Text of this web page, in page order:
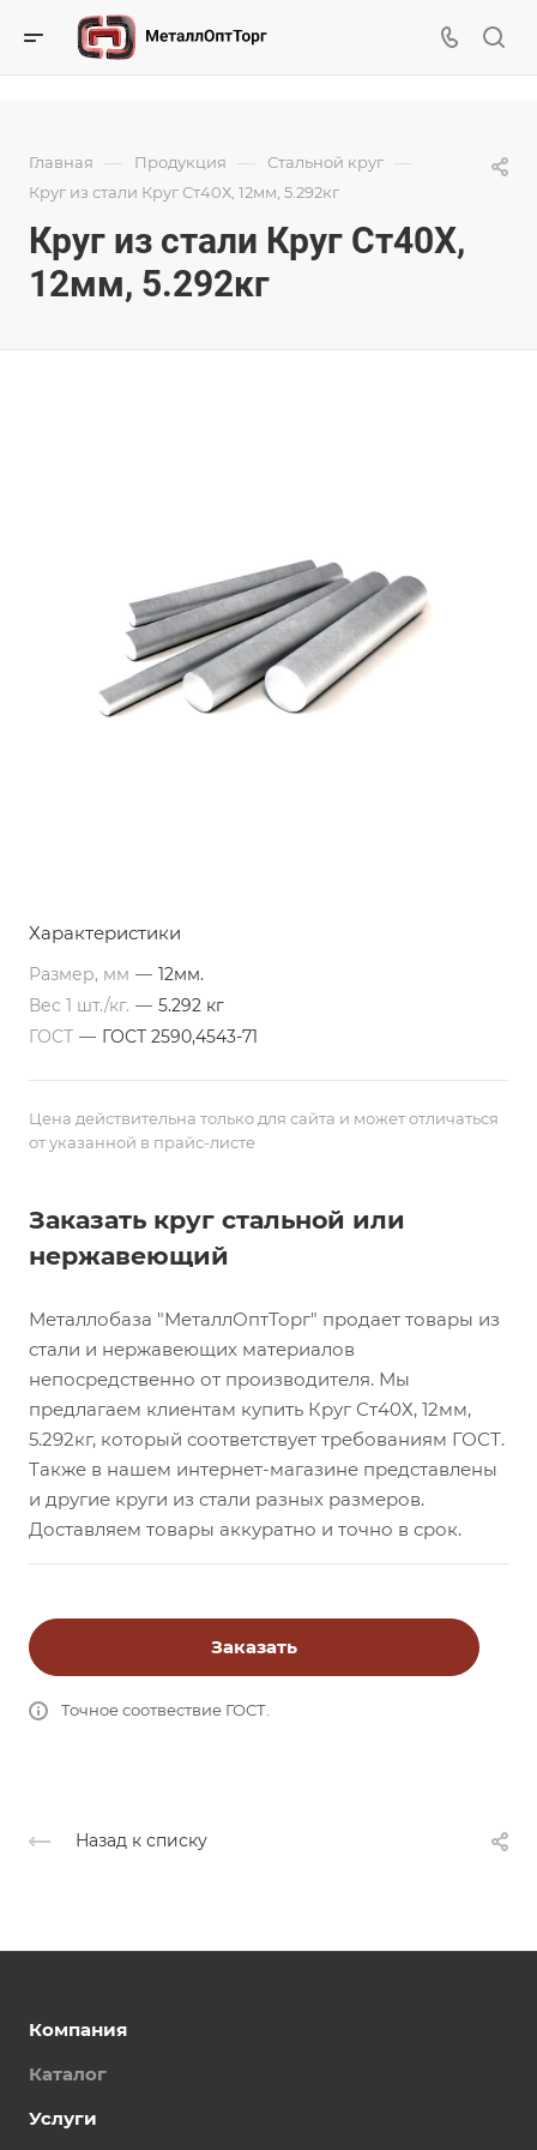
Главная — Продукция — Стальной круг —
Круг из стали Круг Ст40Х, 12мм, 5.292кг
Круг из стали Круг Ст40Х,
12мм, 5.292кг
Характеристики
Размер, мм — 12мм.
Вес 1 шт./кг. — 5.292 кг
ГОСТ — ГОСТ 2590,4543-71
Цена действительна только для сайта и может отличаться
от указанной в прайс-листе
Заказать круг стальной или
нержавеющий
Металлобаза "МеталлОптТорг" продает товары из
стали и нержавеющих материалов
непосредственно от производителя. Мы
предлагаем клиентам купить Круг Ст40Х, 12мм,
5.292кг, который соответствует требованиям ГОСТ.
Также в нашем интернет-магазине представлены
и другие круги из стали разных размеров.
Доставляем товары аккуратно и точно в срок.
Заказать
Точное соотвествие ГОСТ.
Назад к списку
Компания
Каталог
Услуги